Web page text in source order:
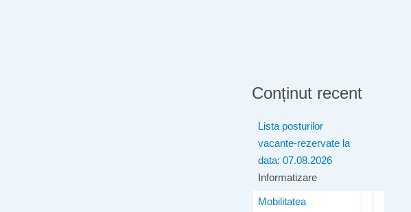
Conținut recent
Lista posturilor
vacante-rezervate la
data: 07.08.2026
Informatizare
Mobilitatea